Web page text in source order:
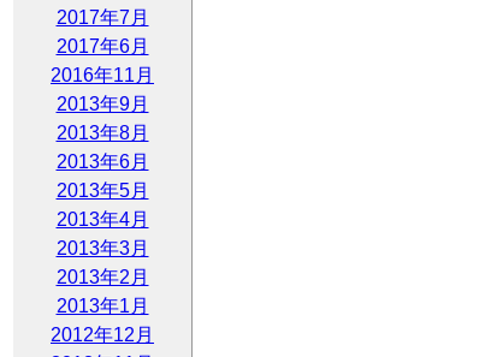
2017年7月
2017年6月
2016年11月
2013年9月
2013年8月
2013年6月
2013年5月
2013年4月
2013年3月
2013年2月
2013年1月
2012年12月